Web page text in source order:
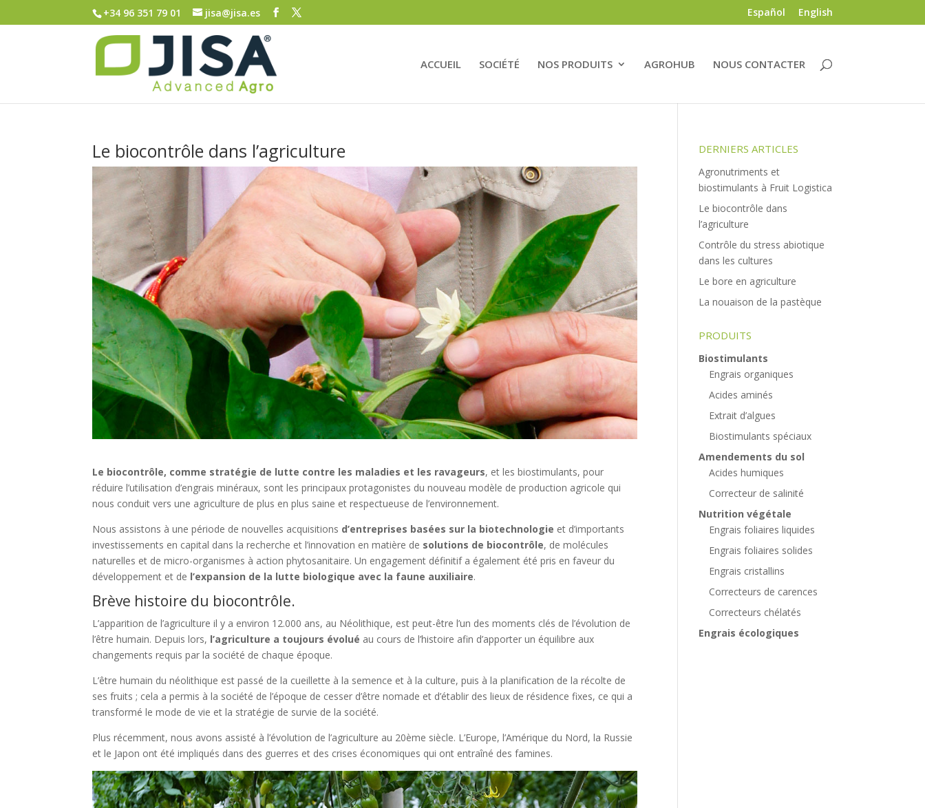
+34 96 351 79 01 jisa@jisa.es Español English
ACCUEIL SOCIÉTÉ NOS PRODUITS AGROHUB NOUS CONTACTER
Le biocontrôle dans l’agriculture
Le biocontrôle, comme stratégie de lutte contre les maladies et les ravageurs, et les biostimulants, pour
réduire l’utilisation d’engrais minéraux, sont les principaux protagonistes du nouveau modèle de production agricole qui
nous conduit vers une agriculture de plus en plus saine et respectueuse de l’environnement.
Nous assistons à une période de nouvelles acquisitions d’entreprises basées sur la biotechnologie et d’importants
investissements en capital dans la recherche et l’innovation en matière de solutions de biocontrôle, de molécules
naturelles et de micro-organismes à action phytosanitaire. Un engagement définitif a également été pris en faveur du
développement et de l’expansion de la lutte biologique avec la faune auxiliaire.
Brève histoire du biocontrôle.
L’apparition de l’agriculture il y a environ 12.000 ans, au Néolithique, est peut-être l’un des moments clés de l’évolution de
l’être humain. Depuis lors, l’agriculture a toujours évolué au cours de l’histoire afin d’apporter un équilibre aux
changements requis par la société de chaque époque.
L’être humain du néolithique est passé de la cueillette à la semence et à la culture, puis à la planification de la récolte de
ses fruits ; cela a permis à la société de l’époque de cesser d’être nomade et d’établir des lieux de résidence fixes, ce qui a
transformé le mode de vie et la stratégie de survie de la société.
Plus récemment, nous avons assisté à l’évolution de l’agriculture au 20ème siècle. L’Europe, l’Amérique du Nord, la Russie
et le Japon ont été impliqués dans des guerres et des crises économiques qui ont entraîné des famines.
DERNIERS ARTICLES
Agronutriments et
biostimulants à Fruit Logistica
Le biocontrôle dans
l’agriculture
Contrôle du stress abiotique
dans les cultures
Le bore en agriculture
La nouaison de la pastèque
PRODUITS
Biostimulants
Engrais organiques
Acides aminés
Extrait d’algues
Biostimulants spéciaux
Amendements du sol
Acides humiques
Correcteur de salinité
Nutrition végétale
Engrais foliaires liquides
Engrais foliaires solides
Engrais cristallins
Correcteurs de carences
Correcteurs chélatés
Engrais écologiques